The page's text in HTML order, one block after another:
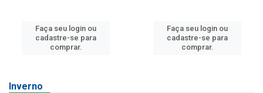
Faça seu login ou
cadastre-se para
comprar.
Faça seu login ou
cadastre-se para
comprar.
Inverno